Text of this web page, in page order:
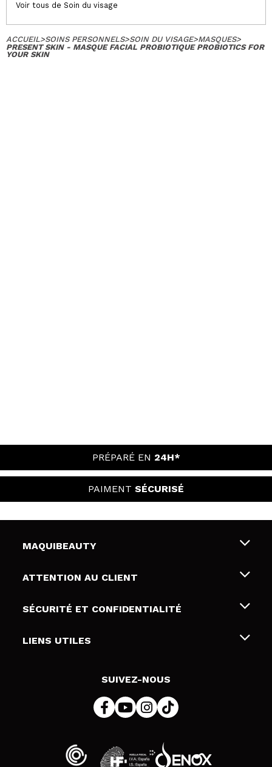
Voir tous de Soin du visage
ACCUEIL>SOINS PERSONNELS>SOIN DU VISAGE>MASQUES>
PRESENT SKIN - MASQUE FACIAL PROBIOTIQUE PROBIOTICS FOR
YOUR SKIN
PRÉPARÉ EN 24H*
PAIMENT SÉCURISÉ
MAQUIBEAUTY
Qui sommes nous
Cartes-cadeaux
ATTENTION AU CLIENT
Livraison & retour
Modes de paiement
SÉCURITÉ ET CONFIDENTIALITÉ
Conditions et confidentialité
LIENS UTILES
SUIVEZ-NOUS